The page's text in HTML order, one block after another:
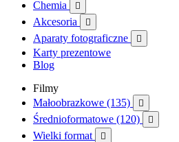
Chemia 
Akcesoria 
Aparaty fotograficzne 
Karty prezentowe
Blog
Filmy
Małoobrazkowe (135)

Średnioformatowe (120) 
Wielki format 